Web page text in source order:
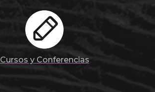
Cursos y Conferencias